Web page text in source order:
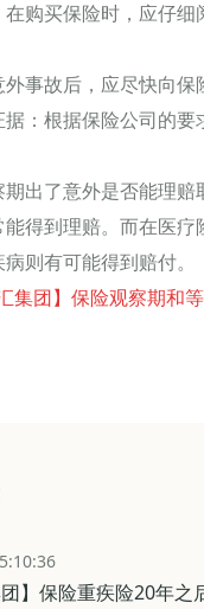
购买保险时，应仔
事故后，应尽快向
：根据保险公司的
出了意外是否能理
得到理赔。而在医
则有可能得到赔付。
汇集团】保险观察期和
团】保险重疾险20年